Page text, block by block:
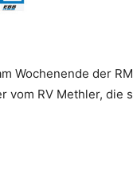
Wochenende der
RV Methler, die